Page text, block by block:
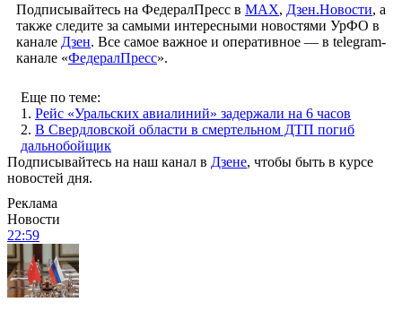
Подписывайтесь на ФедералПресс в МАХ, Дзен.Новости, а
также следите за самыми интересными новостями УрФО в
канале Дзен. Все самое важное и оперативное — в telegram-
канале «ФедералПресс».
Еще по теме:
1. Рейс «Уральских авиалиний» задержали на 6 часов
2. В Свердловской области в смертельном ДТП погиб
дальнобойщик
Подписывайтесь на наш канал в Дзене, чтобы быть в курсе
новостей дня.
Реклама
Новости
22:59